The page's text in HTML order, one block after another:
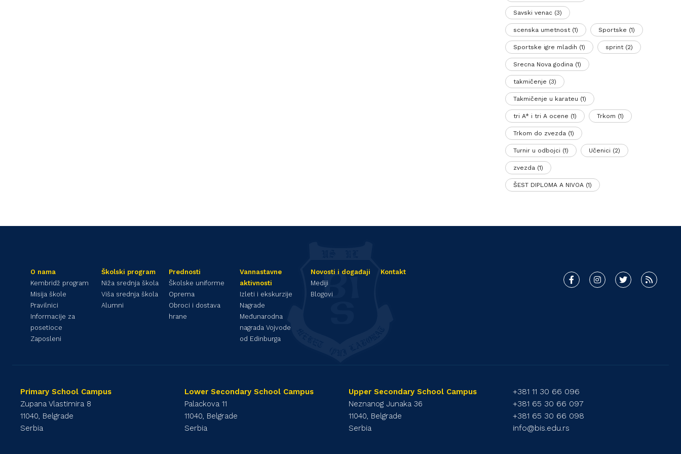
Savski venac(3)
scenska umetnost(1) Sportske (1)
Sportske igre mladih (1) sprint(2)
Srecna Nova godina(1)
takmičenje (3)
Takmičenje u karateu (1)
tri A* i tri A ocene (1) Trkom (1)
Trkom do zvezda(1)
Turnir u odbojci (1) Učenici (2)
zvezda(1)
ŠEST DIPLOMA A NIVOA(1)
O nama
Kembridž program
Misija škole
Pravilnici
Informacije za
posetioce
Zaposleni
Školski program
Niža srednja škola
Viša srednja škola
Alumni
Prednosti
Školske uniforme
Oprema
Obroci i dostava
hrane
Vannastavne
aktivnosti
Izleti i ekskurzije
Nagrade
Međunarodna
nagrada Vojvode
od Edinburga
Novosti i događaji
Mediji
Blogovi
Kontakt
Primary School Campus
Zupana Vlastimira 8
11040, Belgrade
Serbia
Lower Secondary School Campus
Palackova 11
11040, Belgrade
Serbia
Upper Secondary School Campus
Neznanog Junaka 36
11040, Belgrade
Serbia
+381 11 30 66 096
+381 65 30 66 097
+381 65 30 66 098
info@bis.edu.rs